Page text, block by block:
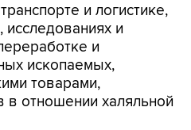
и логистике,
исследованиях и
и
ископаемых,
товарами,
в отношении халяльной